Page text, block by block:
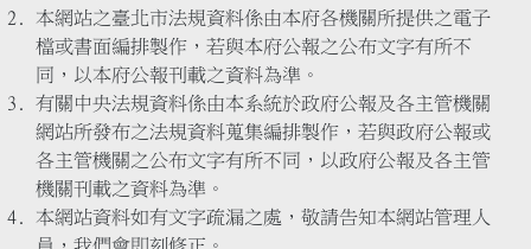
本網站之臺北市法規資料係由本府各機關所提供之電子
檔或書面編排製作，若與本府公報之公布文字有所不
同，以本府公報刊載之資料為準。
有關中央法規資料係由本系統於政府公報及各主管機關
網站所發布之法規資料蒐集編排製作，若與政府公報或
各主管機關之公布文字有所不同，以政府公報及各主管
機關刊載之資料為準。
本網站資料如有文字疏漏之處，敬請告知本網站管理人
員，我們會即刻修正。